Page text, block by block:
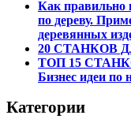
Как правильно
по дереву.
деревянных
20 СТАНКОВ
ТОП 15
Бизнес идеи по
Категории